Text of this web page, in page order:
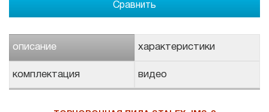
Сравнить
описание характеристики
комплектация видео